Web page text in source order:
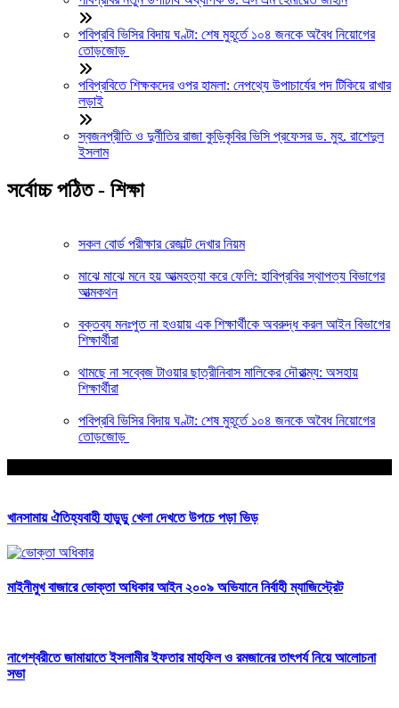
পবিপ্রবি ভিসির বিদায় ঘণ্টা: শেষ মুহূর্তে ১০৪ জনকে অবৈধ নিয়োগের
তোড়জোড়
পবিপ্রবিতে শিক্ষকদের ওপর হামলা: নেপথ্যে উপাচার্যের পদ টিকিয়ে রাখার
লড়াই
স্বজনপ্রীতি ও দুর্নীতির রাজা কুড়িকৃবির ভিসি প্রফেসর ড. মুহ. রাশেদুল
ইসলাম
সর্বোচ্চ পঠিত - শিক্ষা
সকল বোর্ড পরীক্ষার রেজাল্ট দেখার নিয়ম
মাঝে মাঝে মনে হয় আত্মহত্যা করে ফেলি: হাবিপ্রবির স্থাপত্য বিভাগের
আত্মকথন
বক্তব্য মনঃপুত না হওয়ায় এক শিক্ষার্থীকে অবরুদ্ধ করল আইন বিভাগের
শিক্ষার্থীরা
থামছে না সব্বেজ টাওয়ার ছাত্রীনিবাস মালিকের দৌরাত্ম্য: অসহায়
শিক্ষার্থীরা
পবিপ্রবি ভিসির বিদায় ঘণ্টা: শেষ মুহূর্তে ১০৪ জনকে অবৈধ নিয়োগের
তোড়জোড়
খানসামায় ঐতিহ্যবাহী হাডুডু খেলা দেখতে উপচে পড়া ভিড়
মাইনীমুখ বাজারে ভোক্তা অধিকার আইন ২০০৯ অভিযানে নির্বাহী ম্যাজিস্ট্রেট
নাগেশ্বরীতে জামায়াতে ইসলামীর ইফতার মাহফিল ও রমজানের তাৎপর্য নিয়ে আলোচনা
সভা